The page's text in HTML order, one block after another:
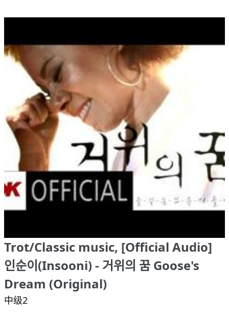
Trot/Classic music, [Official Audio]
인순이(Insooni) - 거위의 꿈 Goose's
Dream (Original)
中级2